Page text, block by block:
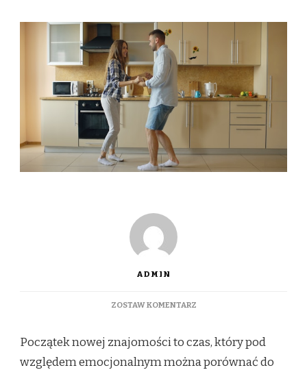
ADMIN
ZOSTAW KOMENTARZDO
LĘK?
EMOCJONALNA
Początek nowej znajomości to czas, który pod
względem emocjonalnym można porównać do